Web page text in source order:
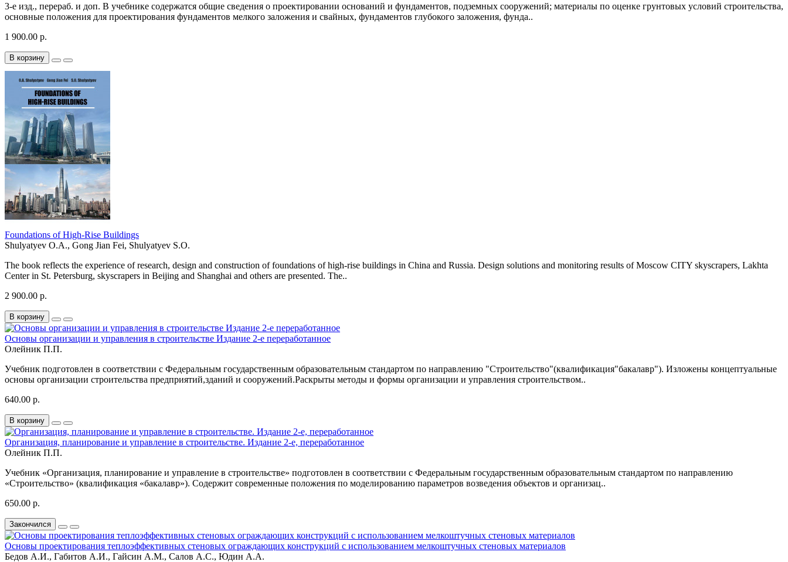
3-е изд., перераб. и доп. В учебнике содержатся общие сведения о проектировании оснований и фундаментов, подземных сооружений; материалы по оценке грунтовых условий строительства,
основные положения для проектирования фундаментов мелкого заложения и свайных, фундаментов глубокого заложения, фунда..
1 900.00 р.
В корзину
Foundations of High-Rise Buildings
Shulyatyev O.A., Gong Jian Fei, Shulyatyev S.O.
The book reflects the experience of research, design and construction of foundations of high-rise buildings in China and Russia. Design solutions and monitoring results of Moscow CITY skyscrapers, Lakhta
Center in St. Petersburg, skyscrapers in Beijing and Shanghai and others are presented. The..
2 900.00 р.
В корзину
Основы организации и управления в строительстве Издание 2-е переработанное
Олейник П.П.
Учебник подготовлен в соответствии с Федеральным государственным образовательным стандартом по направлению "Строительство"(квалификация"бакалавр"). Изложены концептуальные
основы организации строительства предприятий,зданий и сооружений.Раскрыты методы и формы организации и управления строительством..
640.00 р.
В корзину
Организация, планирование и управление в строительстве. Издание 2-е, переработанное
Олейник П.П.
Учебник «Организация, планирование и управление в строительстве» подготовлен в соответствии с Федеральным государственным образовательным стандартом по направлению
«Строительство» (квалификация «бакалавр»). Содержит современные положения по моделированию параметров возведения объектов и организац..
650.00 р.
Закончился
Основы проектирования теплоэффективных стеновых ограждающих конструкций с использованием мелкоштучных стеновых материалов
Бедов А.И., Габитов А.И., Гайсин А.М., Салов А.С., Юдин А.А.